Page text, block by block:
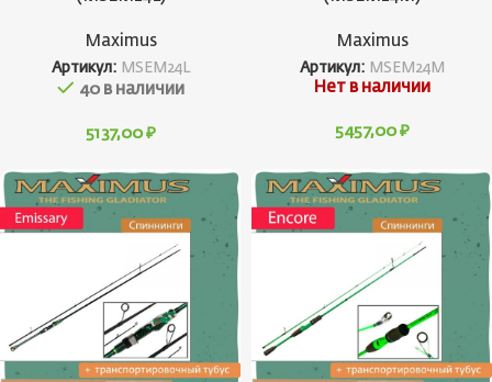
Maximus
Артикул: MSEM24L
40 в наличии
5137,00 ₽
Maximus
Артикул: MSEM24M
Нет в наличии
5457,00 ₽